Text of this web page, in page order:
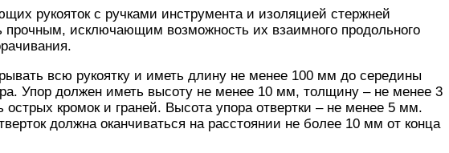
рукояток с ручками инструмента и изоляцией стержней
прочным, исключающим возможность их взаимного продольного
всю рукоятку и иметь длину не менее 100 мм до середины
Упор должен иметь высоту не менее 10 мм, толщину – не менее 3
кромок и граней. Высота упора отвертки – не менее 5 мм.
должна оканчиваться на расстоянии не более 10 мм от конца